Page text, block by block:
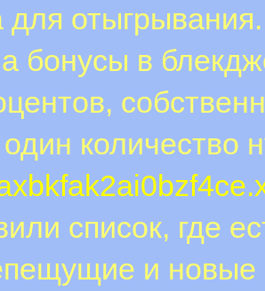
для
бонусы в
один количество
список, где
и новые